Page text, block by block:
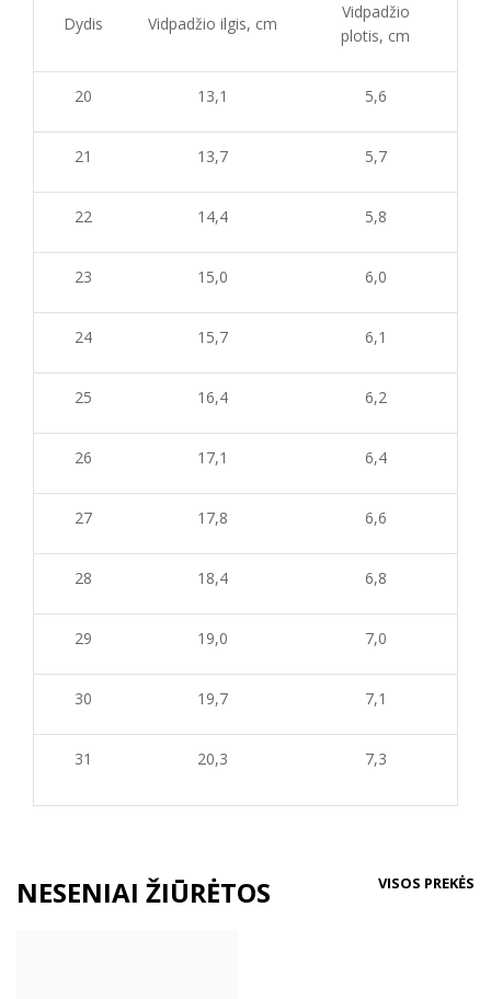
Dydis Vidpadžio ilgis, cm
Vidpadžio
plotis, cm
20 13,1 5,6
21 13,7 5,7
22 14,4 5,8
23 15,0 6,0
24 15,7 6,1
25 16,4 6,2
26 17,1 6,4
27 17,8 6,6
28 18,4 6,8
29 19,0 7,0
30 19,7 7,1
31 20,3 7,3
NESENIAI ŽIŪRĖTOS VISOS PREKĖS